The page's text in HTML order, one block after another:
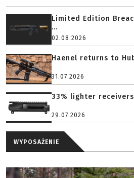
Limited Edition
...
02.08.2026
Haenel returns to
31.07.2026
33% lighter
29.07.2026
WYPOSAŻENIE